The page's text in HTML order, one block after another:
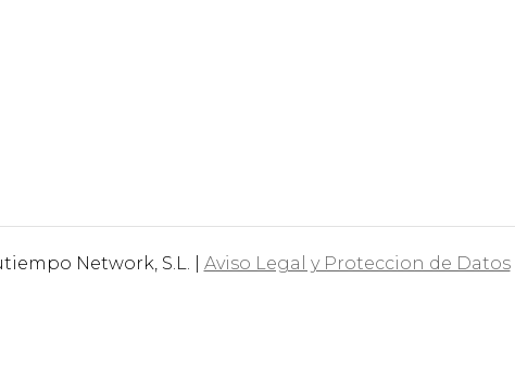
Network, S.L. | Aviso Legal y Proteccion de Datos|